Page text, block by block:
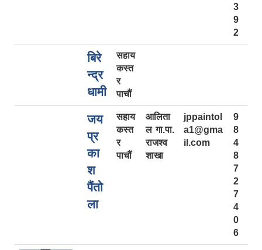
3
9
2
बिरे
न्द्र
धामी
सहाय
कस्त
र
पाचौं
जय
प्र
का
श
पैंतो
ला
सहाय
कस्त
र
पाचौं
आलिता
ल गा.पा.
राजश्व
शाखा
jppaintol
a1@gma
il.com
9
8
4
8
7
2
7
4
0
6